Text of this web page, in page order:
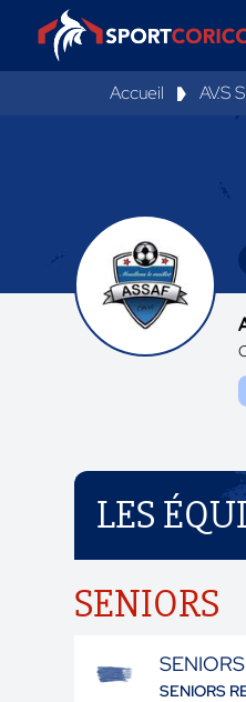
Accueil AV.S
LES
SENIORS
SENIORS
SENIORS